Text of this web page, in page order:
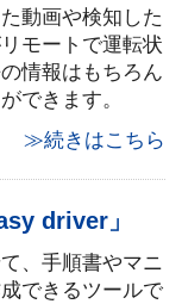
動画や検知した
モートで運転状
情報はもちろん
できます。
≫続きはこちら
driver」
、手順書やマニ
できるツールで